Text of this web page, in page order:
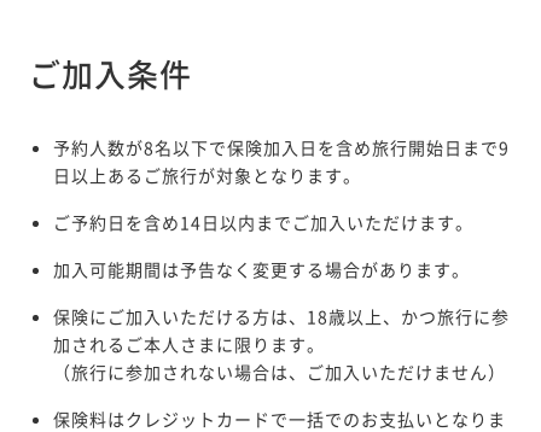
ご加入条件
予約人数が8名以下で保険加入日を含め旅行開始日まで9
日以上あるご旅行が対象となります。
ご予約日を含め14日以内までご加入いただけます。
加入可能期間は予告なく変更する場合があります。
保険にご加入いただける方は、18歳以上、かつ旅行に参
加されるご本人さまに限ります。
（旅行に参加されない場合は、ご加入いただけません）
保険料はクレジットカードで一括でのお支払いとなりま